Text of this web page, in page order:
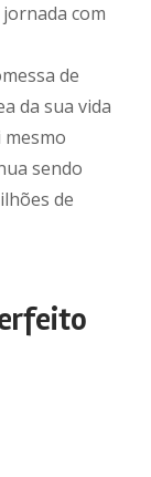
com
de
da sua vida
mesmo
sendo
de